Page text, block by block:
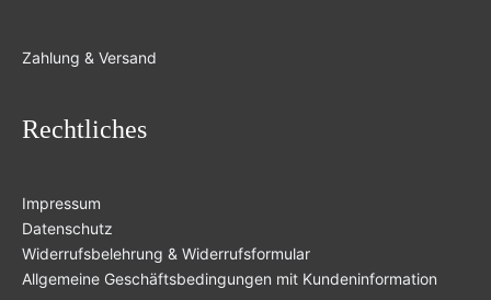
Zahlung & Versand
Rechtliches
Impressum
Datenschutz
Widerrufsbelehrung & Widerrufsformular
Allgemeine Geschäftsbedingungen mit Kundeninformation